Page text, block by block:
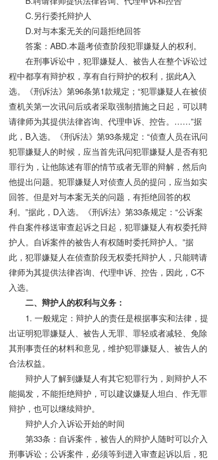
C.另行委托辩护人
D.对与本案无关的问题拒绝回答
答案 ：ABD.本题考侦查阶段犯罪嫌疑人的权利。
在刑事诉讼中，犯罪嫌疑人、被告人在整个诉讼过
程中都享有辩护权，享有自行辩护的权利，据此A入
选。《刑诉法》第96条第1款规定；“犯罪嫌疑人在被侦
查机关第一次讯问后或者采取强制措施之日起，可以聘
请律师为其提供法律咨询、代理申诉、控告。……”据
此，B入选。《刑诉法》第93条规定：“侦查人员在讯问
犯罪嫌疑人的时候，应当首先讯问犯罪嫌疑人是否有犯
罪行为，让他陈述有罪的情节或者无罪的辩解，然后向
他提出问题。犯罪嫌疑人对侦查人员的提问，应当如实
回答。但是对与本案无关的问题，有拒绝回答的权
利。”据此，D入选。《刑诉法》第33条规定：“公诉案
件自案件移送审查起诉之日起，犯罪嫌疑人有权委托辩
护人。自诉案件的被告人有权随时委托辩护人。”据
此，犯罪嫌疑人在侦查阶段无权委托辩护人，只能聘请
律师为其提供法律咨询、代理申诉、控告，因此，C不
入选。
二、辩护人的权利与义务：
1. 一般规定：辩护人的责任是根据事实和法律，提
出证明犯罪嫌疑人、被告人无罪、罪轻或者减轻、免除
其刑事责任的材料和意见，维护犯罪嫌疑人、被告人的
合法权益。
辩护人了解到嫌疑人有其它犯罪行为，则辩护人不
能揭发，不能拒绝辩护，可以建议嫌疑人坦白、作无罪
辩护，也可以继续辩护。
辩护人介入诉讼开始的时间
第33条：自诉案件，被告人的辩护人随时可以介入
刑事诉讼；公诉案件，必须等到进入审查起诉以后，犯